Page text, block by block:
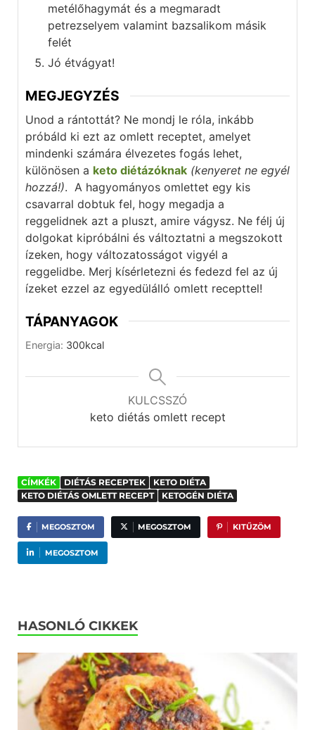
metélőhagymát és a megmaradt
petrezselyem valamint bazsalikom másik
felét
Jó étvágyat!
MEGJEGYZÉS
Unod a rántottát? Ne mondj le róla, inkább
próbáld ki ezt az omlett receptet, amelyet
mindenki számára élvezetes fogás lehet,
különösen a keto diétázóknak (kenyeret ne egyél
hozzá!). A hagyományos omlettet egy kis
csavarral dobtuk fel, hogy megadja a
reggelidnek azt a pluszt, amire vágysz. Ne félj új
dolgokat kipróbálni és változtatni a megszokott
ízeken, hogy változatosságot vigyél a
reggelidbe. Merj kísérletezni és fedezd fel az új
ízeket ezzel az egyedülálló omlett recepttel!
TÁPANYAGOK
Energia: 300kcal
KULCSSZÓ
keto diétás omlett recept
CÍMKÉK DIÉTÁS RECEPTEK
KETO DIÉTA
KETO DIÉTÁS OMLETT RECEPT
KETOGÉN DIÉTA
MEGOSZTOM MEGOSZTOM KITŰZÖM
MEGOSZTOM
HASONLÓ CIKKEK